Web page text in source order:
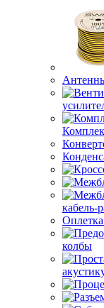
кабель-
колбы